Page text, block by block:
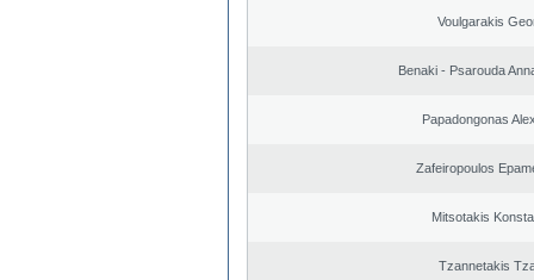
Voulgarakis
Benaki - Psarouda
Papadongonas
Zafeiropoulos
Mitsotakis
Tzannetakis